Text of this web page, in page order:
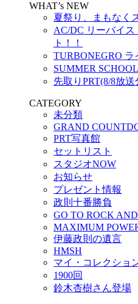
WHAT’s NEW
夏祭り、まもなく
AC/DC リーバイ
ト！！
TURBONEGRO ラ
SUMMER
先取りPRT(8/8放送
CATEGORY
未分類
GRAND
PRT写真館
セットリスト
スタジオNOW
お知らせ
プレゼント情報
政則十番勝負
GO TO ROCK
MAXIMUM
伊藤政則の遺言
HMSH
マイ・コレクショ
1900回
鈴木杏樹さん登場